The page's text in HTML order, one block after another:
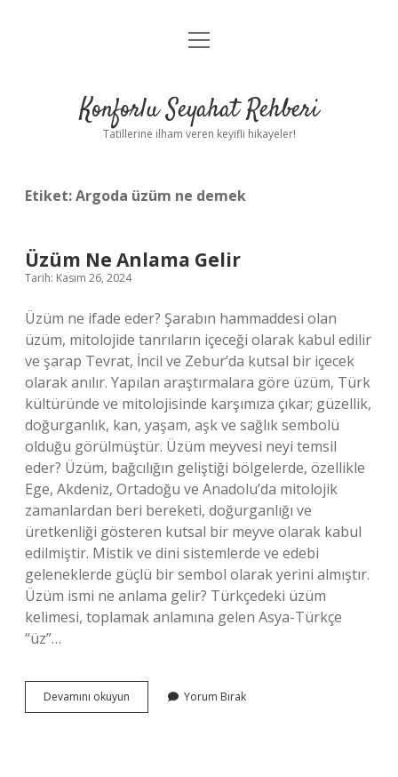
Anasayfa
Yasal Uyarı
menüyü
Konforlu Seyahat Rehberi
Tatillerine ilham veren keyifli hikayeler!
Etiket:Argoda üzüm ne demek
Üzüm Ne Anlama Gelir
Tarih: Kasım 26, 2024
Üzüm ne ifade eder? Şarabın hammaddesi olan
üzüm, mitolojide tanrıların içeceği olarak kabul edilir
ve şarap Tevrat, İncil ve Zebur’da kutsal bir içecek
olarak anılır. Yapılan araştırmalara göre üzüm, Türk
kültüründe ve mitolojisinde karşımıza çıkar; güzellik,
doğurganlık, kan, yaşam, aşk ve sağlık sembolü
olduğu görülmüştür. Üzüm meyvesi neyi temsil
eder? Üzüm, bağcılığın geliştiği bölgelerde, özellikle
Ege, Akdeniz, Ortadoğu ve Anadolu’da mitolojik
zamanlardan beri bereketi, doğurganlığı ve
üretkenliği gösteren kutsal bir meyve olarak kabul
edilmiştir. Mistik ve dini sistemlerde ve edebi
geleneklerde güçlü bir sembol olarak yerini almıştır.
Üzüm ismi ne anlama gelir? Türkçedeki üzüm
kelimesi, toplamak anlamına gelen Asya-Türkçe
“üz”…
Devamını okuyun
Ne
Yorum Bırak